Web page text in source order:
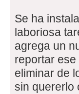
Se ha
laboriosa
agrega un
reportar
eliminar de
sin quererlo